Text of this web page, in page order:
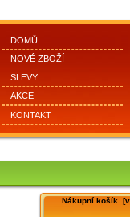
DOMŮ
NOVÉ ZBOŽÍ
SLEVY
AKCE
KONTAKT
Nákupní košík